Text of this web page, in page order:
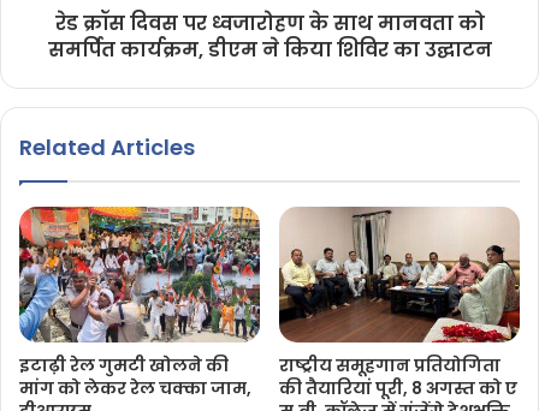
रेड क्रॉस दिवस पर ध्वजारोहण के साथ मानवता को
समर्पित कार्यक्रम, डीएम ने किया शिविर का उद्घाटन
Related Articles
इटाढ़ी रेल गुमटी खोलने की
मांग को लेकर रेल चक्का जाम,
राष्ट्रीय समूहगान प्रतियोगिता
की तैयारियां पूरी, 8 अगस्त को ए